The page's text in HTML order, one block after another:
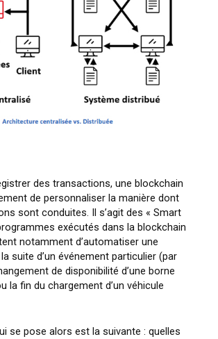
des transactions, une blockchain
de personnaliser la manière dont
sont conduites. Il s’agit des « Smart
exécutés dans la blockchain
notamment d’automatiser une
suite d’un événement particulier (par
de disponibilité d’une borne
la fin du chargement d’un véhicule
se pose alors est la suivante : quelles